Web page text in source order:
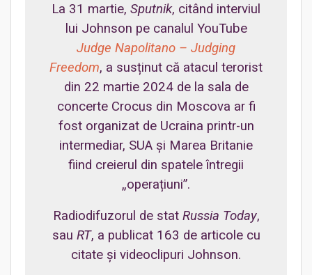
La 31 martie, Sputnik, citând interviul
lui Johnson pe canalul YouTube
Judge Napolitano – Judging
Freedom, a susținut că atacul terorist
din 22 martie 2024 de la sala de
concerte Crocus din Moscova ar fi
fost organizat de Ucraina printr-un
intermediar, SUA și Marea Britanie
fiind creierul din spatele întregii
„operațiuni”.
Radiodifuzorul de stat Russia Today,
sau RT, a publicat 163 de articole cu
citate și videoclipuri Johnson.